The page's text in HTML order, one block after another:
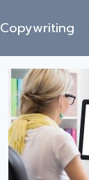
Copywriting